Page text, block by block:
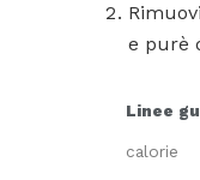
e purè
Linee
calorie